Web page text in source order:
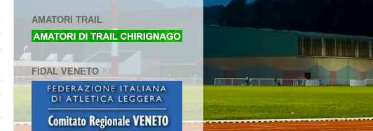
AMATORI TRAIL
FIDAL VENETO